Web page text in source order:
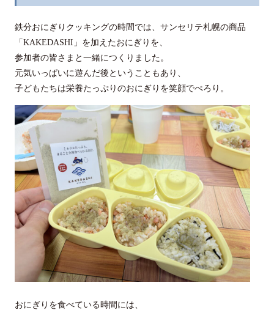
鉄分おにぎりクッキングの時間では、サンセリテ札幌の商品
「KAKEDASHI」を加えたおにぎりを、
参加者の皆さまと一緒につくりました。
元気いっぱいに遊んだ後ということもあり、
子どもたちは栄養たっぷりのおにぎりを笑顔でぺろり。
おにぎりを食べている時間には、